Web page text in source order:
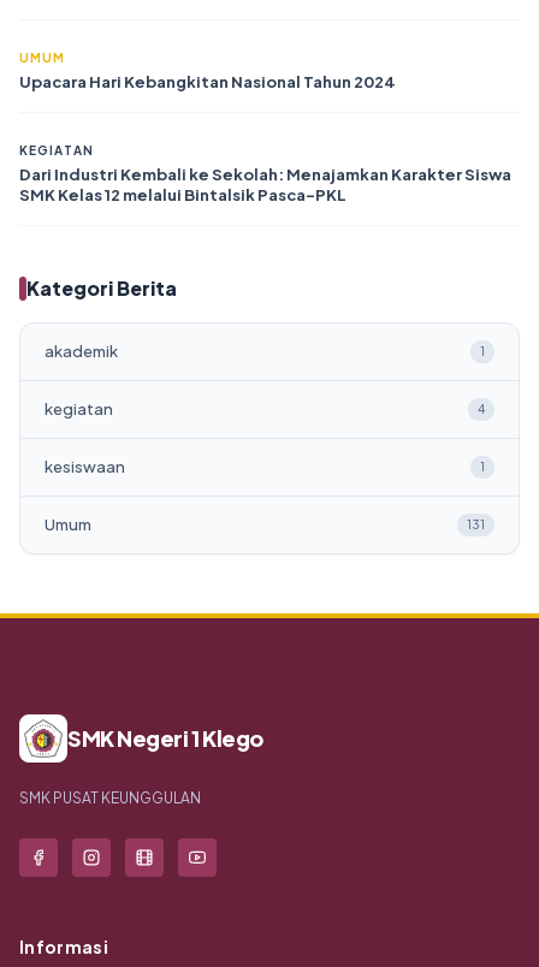
UMUM
Upacara Hari Kebangkitan Nasional Tahun 2024
KEGIATAN
Dari Industri Kembali ke Sekolah: Menajamkan Karakter Siswa
SMK Kelas 12 melalui Bintalsik Pasca-PKL
Kategori Berita
akademik 1
kegiatan 4
kesiswaan 1
Umum 131
SMK Negeri 1 Klego
SMK PUSAT KEUNGGULAN
Informasi